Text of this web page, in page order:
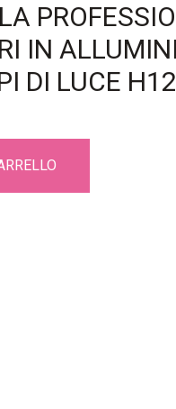
IN
DI LUCE